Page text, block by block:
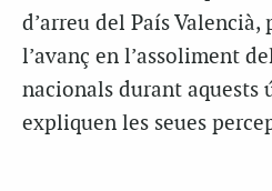
d’arreu del País
l’avanç en l’assoliment
nacionals durant aquests
expliquen les seues